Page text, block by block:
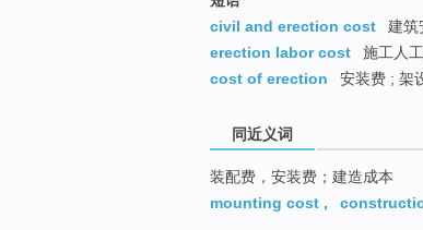
civil and erection cost
建筑
erection labor cost
施工人
cost of erection
安装费 ; 架
同近义词
装配费，安装费；建造成本
mounting cost ,